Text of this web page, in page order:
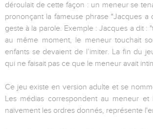
déroulait de cette façon : un meneur se
prononçant la fameuse phrase "Jacques a
geste à la parole. Exemple : Jacques a dit :
au même moment, le meneur touchait
enfants se devaient de l’imiter. La fin du
qui ne faisait pas ce que le meneur avait
Ce jeu existe en version adulte et se
Les médias correspondent au meneur
naïvement les ordres donnés, représente